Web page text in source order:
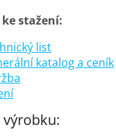
stažení:
list
katalog a ceník